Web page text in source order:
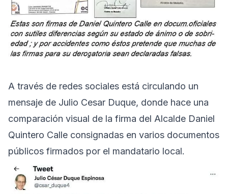
A través de redes sociales está circulando un
mensaje de Julio Cesar Duque, donde hace una
comparación visual de la firma del Alcalde Daniel
Quintero Calle consignadas en varios documentos
públicos firmados por el mandatario local.